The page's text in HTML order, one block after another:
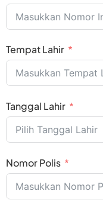
Tempat Lahir
Tanggal Lahir
Nomor Polis